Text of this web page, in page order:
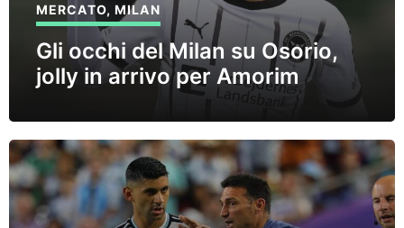
MERCATO,MILAN
Gli occhi del Milan su Osorio,
jolly in arrivo per Amorim